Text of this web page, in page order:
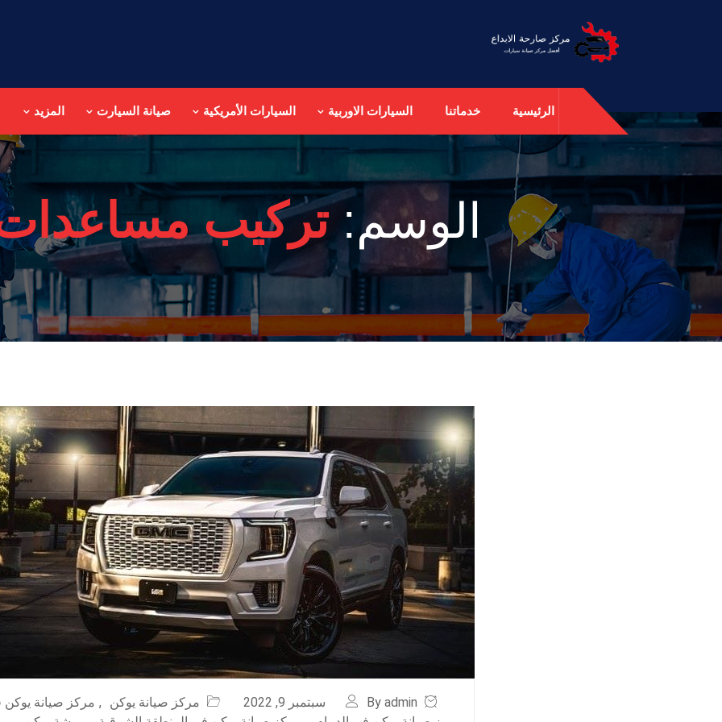
الرئيسية خدماتنا السيارات الاوربية السيارات الأمريكية صيانة السيارت المزيد
الوسم:تركيب
By admin سبتمبر 9, 2022 مركز صيانة يوكن , مركز صيانة يوكن